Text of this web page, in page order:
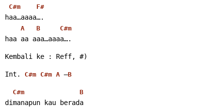
C#m F#
haa…aaaa….
A B C#m
haa aa aaa…aaaa….
Kembali ke : Reff, #)
Int. C#m C#m A –B
C#m B
dimanapun kau berada